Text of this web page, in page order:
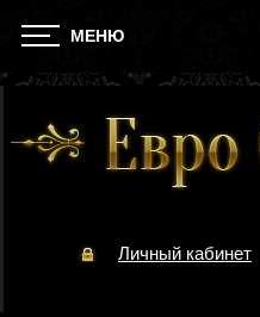
МЕНЮ
Личный кабинет